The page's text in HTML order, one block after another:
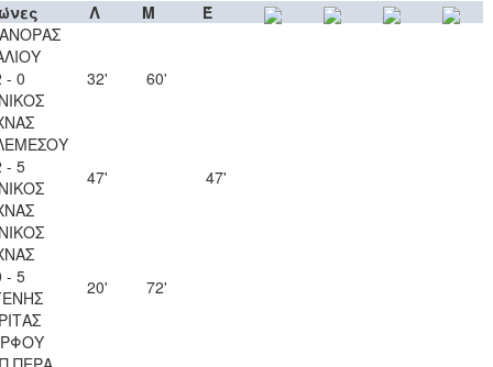
Λ Μ
Έ
- 0
32' 60'
- 5
47' 47'
- 5
20' 72'